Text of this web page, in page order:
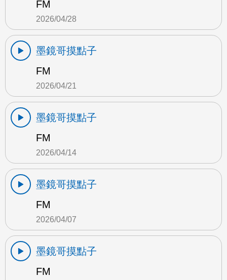
FM
2026/04/28
墨鏡哥摸點子
FM
2026/04/21
墨鏡哥摸點子
FM
2026/04/14
墨鏡哥摸點子
FM
2026/04/07
墨鏡哥摸點子
FM